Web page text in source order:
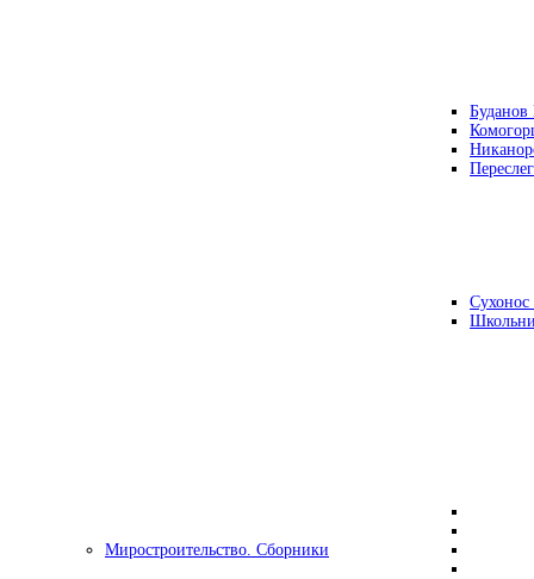
Буданов
Миростроительство. Сборники